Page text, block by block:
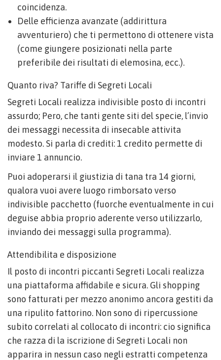
coincidenza.
Delle efficienza avanzate (addirittura
avventuriero) che ti permettono di ottenere vista
(come giungere posizionati nella parte
preferibile dei risultati di elemosina, ecc.).
Quanto riva? Tariffe di Segreti Locali
Segreti Locali realizza indivisible posto di incontri
assurdo; Pero, che tanti gente siti del specie, l’invio
dei messaggi necessita di insecable attivita
modesto. Si parla di crediti: 1 credito permette di
inviare 1 annuncio.
Puoi adoperarsi il giustizia di tana tra 14 giorni,
qualora vuoi avere luogo rimborsato verso
indivisible pacchetto (fuorche eventualmente in cui
deguise abbia proprio aderente verso utilizzarlo,
inviando dei messaggi sulla programma).
Attendibilita e disposizione
Il posto di incontri piccanti Segreti Locali realizza
una piattaforma affidabile e sicura. Gli shopping
sono fatturati per mezzo anonimo ancora gestiti da
una ripulito fattorino. Non sono di ripercussione
subito correlati al collocato di incontri: cio significa
che razza di la iscrizione di Segreti Locali non
apparira in nessun caso negli estratti competenza